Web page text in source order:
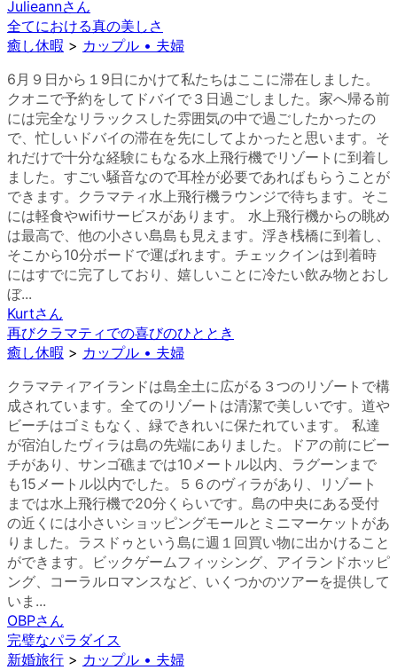
Julieannさん
全てにおける真の美しさ
癒し休暇 > カップル • 夫婦
6月９日から１9日にかけて私たちはここに滞在しました。
クオニで予約をしてドバイで３日過ごしました。家へ帰る前
には完全なリラックスした雰囲気の中で過ごしたかったの
で、忙しいドバイの滞在を先にしてよかったと思います。そ
れだけで十分な経験にもなる水上飛行機でリゾートに到着し
ました。すごい騒音なので耳栓が必要であればもらうことが
できます。クラマティ水上飛行機ラウンジで待ちます。そこ
には軽食やwifiサービスがあります。 水上飛行機からの眺め
は最高で、他の小さい島島も見えます。浮き桟橋に到着し、
そこから10分ボードで運ばれます。チェックインは到着時
にはすでに完了しており、嬉しいことに冷たい飲み物とおし
ぼ...
Kurtさん
再びクラマティでの喜びのひととき
癒し休暇 > カップル • 夫婦
クラマティアイランドは島全土に広がる３つのリゾートで構
成されています。全てのリゾートは清潔で美しいです。道や
ビーチはゴミもなく、緑できれいに保たれています。 私達
が宿泊したヴィラは島の先端にありました。ドアの前にビー
チがあり、サンゴ礁までは10メートル以内、ラグーンまで
も15メートル以内でした。５６のヴィラがあり、リゾート
までは水上飛行機で20分くらいです。島の中央にある受付
の近くには小さいショッピングモールとミニマーケットがあ
りました。ラスドゥという島に週１回買い物に出かけること
ができます。ビックゲームフィッシング、アイランドホッピ
ング、コーラルロマンスなど、いくつかのツアーを提供して
いま...
OBPさん
完璧なパラダイス
新婚旅行 > カップル • 夫婦